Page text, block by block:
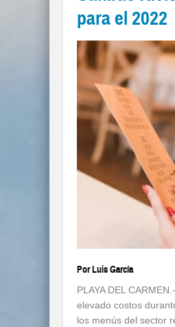
para el 2022
Por Luis García
PLAYA DEL
elevado costos
los menús del sector